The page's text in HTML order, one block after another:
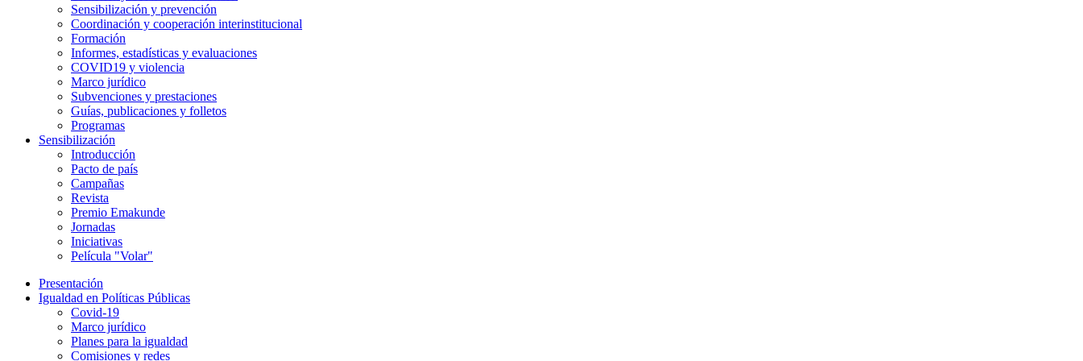
Sensibilización y prevención
Coordinación y cooperación interinstitucional
Formación
Informes, estadísticas y evaluaciones
COVID19 y violencia
Marco jurídico
Subvenciones y prestaciones
Guías, publicaciones y folletos
Programas
Sensibilización
Introducción
Pacto de país
Campañas
Revista
Premio Emakunde
Jornadas
Iniciativas
Película "Volar"
Presentación
Igualdad en Políticas Públicas
Covid-19
Marco jurídico
Planes para la igualdad
Comisiones y redes